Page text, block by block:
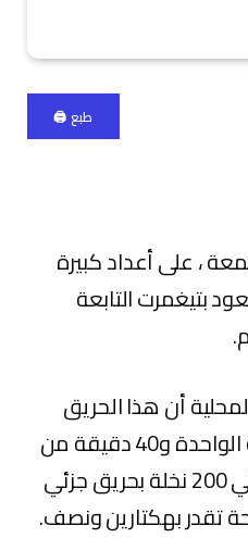
طبع 🖨
، على أعداد كبيرة
بتيغمرت التابعة
أن هذا الحريق
الذي اندلع حوالي الساعة الواحدة و40 دقيقة من
زوال اليوم ، أتى على حوالي 200 نخلة بحريق جزئي
تقدر بهكتارين ونصف.